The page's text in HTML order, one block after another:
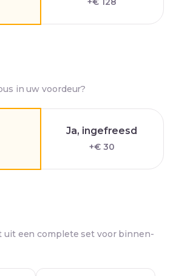
in uw voordeur?
Ja, ingefreesd
+€ 30
uit een complete set voor binnen-